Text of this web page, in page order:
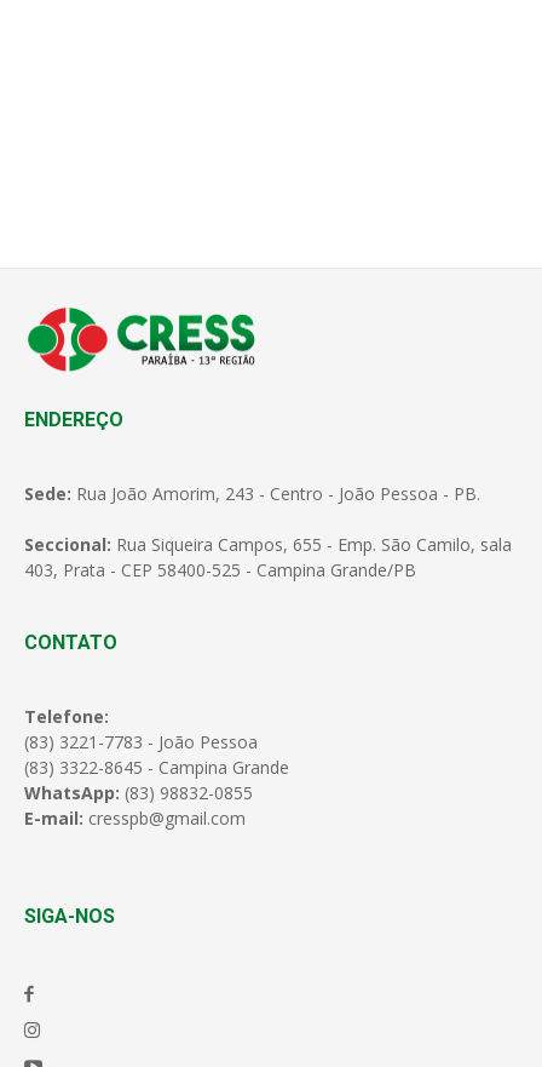
ENDEREÇO
Sede: Rua João Amorim, 243 - Centro - João Pessoa - PB.
Seccional: Rua Siqueira Campos, 655 - Emp. São Camilo, sala
403, Prata - CEP 58400-525 - Campina Grande/PB
CONTATO
Telefone:
(83) 3221-7783 - João Pessoa
(83) 3322-8645 - Campina Grande
WhatsApp: (83) 98832-0855
E-mail: cresspb@gmail.com
SIGA-NOS